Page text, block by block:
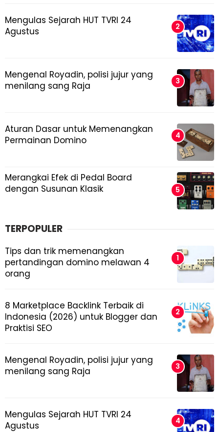
Mengulas Sejarah HUT TVRI 24
Agustus
Mengenal Royadin, polisi jujur yang
menilang sang Raja
Aturan Dasar untuk Memenangkan
Permainan Domino
Merangkai Efek di Pedal Board
dengan Susunan Klasik
TERPOPULER
Tips dan trik memenangkan
pertandingan domino melawan 4
orang
8 Marketplace Backlink Terbaik di
Indonesia (2026) untuk Blogger dan
Praktisi SEO
Mengenal Royadin, polisi jujur yang
menilang sang Raja
Mengulas Sejarah HUT TVRI 24
Agustus